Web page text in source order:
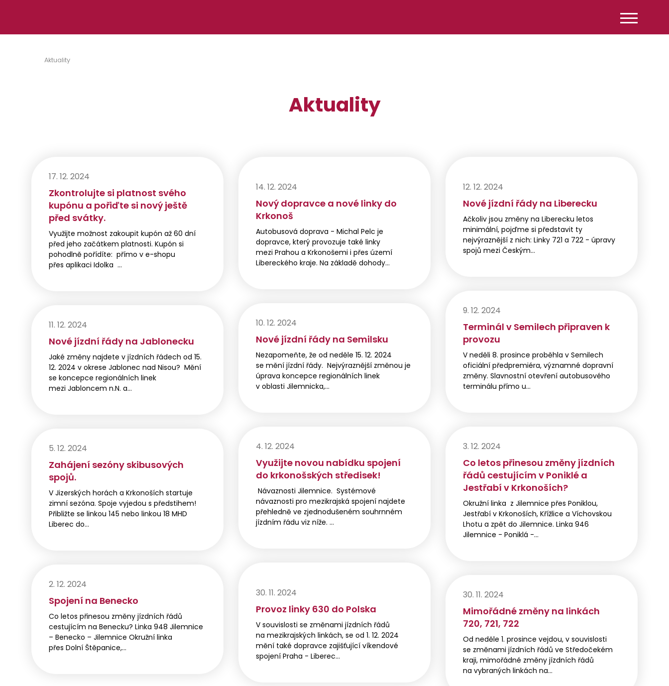
Aktuality
Aktuality
17. 12. 2024
Zkontrolujte si platnost svého
kupónu a pořiďte si nový ještě
před svátky.
Využijte možnost zakoupit kupón až 60 dní
před jeho začátkem platnosti. Kupón si
pohodlně pořídíte: přímo v e-shopu
přes aplikaci Idolka …
14. 12. 2024
Nový dopravce a nové linky do
Krkonoš
Autobusová doprava - Michal Pelc je
dopravce, který provozuje také linky
mezi Prahou a Krkonošemi i přes území
Libereckého kraje. Na základě dohody…
12. 12. 2024
Nové jízdní řády na Liberecku
Ačkoliv jsou změny na Liberecku letos
minimální, pojďme si představit ty
nejvýraznější z nich: Linky 721 a 722 - úpravy
spojů mezi Českým…
11. 12. 2024
Nové jízdní řády na Jablonecku
Jaké změny najdete v jízdních řádech od 15.
12. 2024 v okrese Jablonec nad Nisou? Mění
se koncepce regionálních linek
mezi Jabloncem n.N. a…
10. 12. 2024
Nové jízdní řády na Semilsku
Nezapomeňte, že od neděle 15. 12. 2024
se mění jízdní řády. Nejvýraznější změnou je
úprava koncepce regionálních linek
v oblasti Jilemnicka,…
9. 12. 2024
Terminál v Semilech připraven k
provozu
V neděli 8. prosince proběhla v Semilech
oficiální předpremiéra, významné dopravní
změny. Slavnostní otevření autobusového
terminálu přímo u…
5. 12. 2024
Zahájení sezóny skibusových
spojů.
V Jizerských horách a Krkonoších startuje
zimní sezóna. Spoje vyjedou s předstihem!
Přibližte se linkou 145 nebo linkou 18 MHD
Liberec do…
4. 12. 2024
Využijte novou nabídku spojení
do krkonošských středisek!
Návaznosti Jilemnice. Systémové
návaznosti pro mezikrajská spojení najdete
přehledně ve zjednodušeném souhrnném
jízdním řádu viz níže. …
3. 12. 2024
Co letos přinesou změny jízdních
řádů cestujícím v Poniklé a
Jestřabí v Krkonoších?
Okružní linka z Jilemnice přes Poniklou,
Jestřabí v Krkonoších, Křížlice a Víchovskou
Lhotu a zpět do Jilemnice. Linka 946
Jilemnice - Poniklá -…
2. 12. 2024
Spojení na Benecko
Co letos přinesou změny jízdních řádů
cestujícím na Benecku? Linka 948 Jilemnice
– Benecko – Jilemnice Okružní linka
přes Dolní Štěpanice,…
30. 11. 2024
Provoz linky 630 do Polska
V souvislosti se změnami jízdních řádů
na mezikrajských linkách, se od 1. 12. 2024
mění také dopravce zajišťující víkendové
spojení Praha - Liberec…
30. 11. 2024
Mimořádné změny na linkách
720, 721, 722
Od neděle 1. prosince vejdou, v souvislosti
se změnami jízdních řádů ve Středočekém
kraji, mimořádné změny jízdních řádů
na vybraných linkách na…